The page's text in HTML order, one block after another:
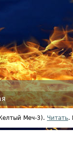
Меч-3). Читать.